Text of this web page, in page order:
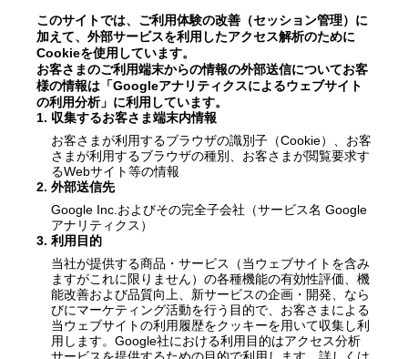
このサイトでは、ご利用体験の改善（セッション管理）に
加えて、外部サービスを利用したアクセス解析のために
Cookieを使用しています。
お客さまのご利用端末からの情報の外部送信についてお客
様の情報は「Googleアナリティクスによるウェブサイト
の利用分析」に利用しています。
1. 収集するお客さま端末内情報
お客さまが利用するブラウザの識別子（Cookie）、お客
さまが利用するブラウザの種別、お客さまが閲覧要求す
るWebサイト等の情報
2. 外部送信先
Google Inc.およびその完全子会社（サービス名 Google
アナリティクス）
3. 利用目的
当社が提供する商品・サービス（当ウェブサイトを含み
ますがこれに限りません）の各種機能の有効性評価、機
能改善および品質向上、新サービスの企画・開発、なら
びにマーケティング活動を行う目的で、お客さまによる
当ウェブサイトの利用履歴をクッキーを用いて収集し利
用します。Google社における利用目的はアクセス分析
土木関係書籍シビルbooks
新規会員登録
ご注文の流れ
有価証券報告書
お知らせ
電子書籍の使い方
よくあるご質問
運営会社